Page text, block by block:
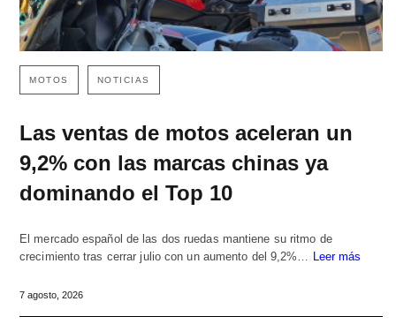
MOTOS NOTICIAS
Las ventas de motos aceleran un
9,2% con las marcas chinas ya
dominando el Top 10
El mercado español de las dos ruedas mantiene su ritmo de
crecimiento tras cerrar julio con un aumento del 9,2%… Leer más
7 agosto, 2026